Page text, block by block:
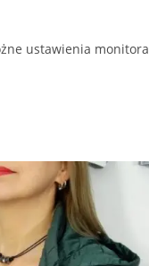
ustawienia